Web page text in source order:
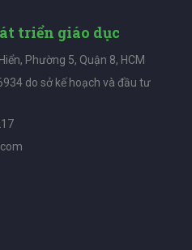
triển giáo dục
Phường 5, Quận 8, HCM
do sở kế hoạch và đầu tư